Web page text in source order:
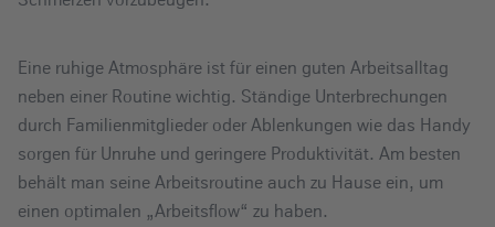
Eine ruhige Atmosphäre ist für einen guten Arbeitsalltag
neben einer Routine wichtig. Ständige Unterbrechungen
durch Familienmitglieder oder Ablenkungen wie das Handy
sorgen für Unruhe und geringere Produktivität. Am besten
behält man seine Arbeitsroutine auch zu Hause ein, um
einen optimalen „Arbeitsflow“ zu haben.